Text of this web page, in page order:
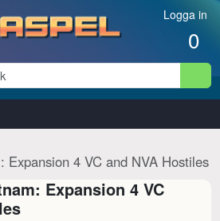
Logga in
0
Expansion 4 VC and NVA Hostiles
Expansion 4 VC